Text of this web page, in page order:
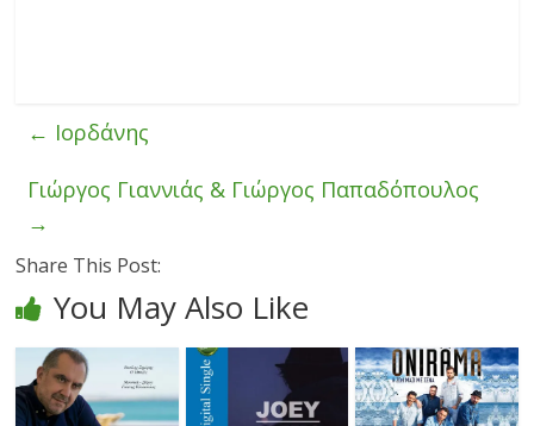
← Ιορδάνης
Γιώργος Γιαννιάς & Γιώργος Παπαδόπουλος
→
Share This Post:
You May Also Like